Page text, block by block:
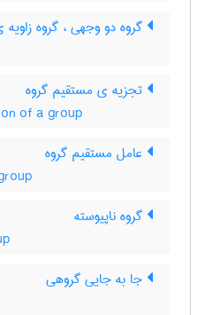
گروه دو وجهی ، گروه
تجزیه ی مستقیم گروه
of a group
عامل مستقیم گروه
گروه ناپیوسته
جا به جایی گروهی